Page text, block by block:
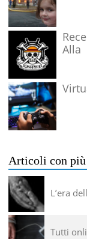
Alla
Articoli con
L’era
Tutti